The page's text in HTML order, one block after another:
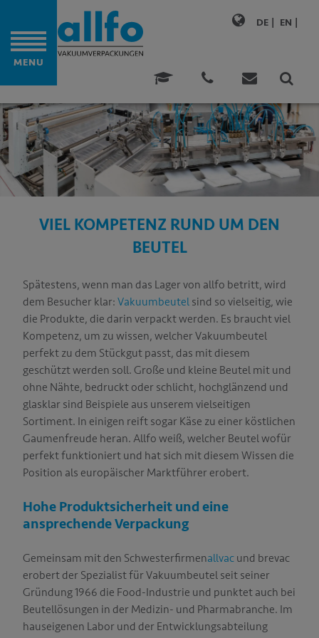
MENU
DE EN
VIEL KOMPETENZ RUND UM DEN
BEUTEL
Spätestens, wenn man das Lager von allfo betritt, wird
dem Besucher klar: Vakuumbeutel sind so vielseitig, wie
die Produkte, die darin verpackt werden. Es braucht viel
Kompetenz, um zu wissen, welcher Vakuumbeutel
perfekt zu dem Stückgut passt, das mit diesem
geschützt werden soll. Große und kleine Beutel mit und
ohne Nähte, bedruckt oder schlicht, hochglänzend und
glasklar sind Beispiele aus unserem vielseitigen
Sortiment. In einigen reift sogar Käse zu einer köstlichen
Gaumenfreude heran. Allfo weiß, welcher Beutel wofür
perfekt funktioniert und hat sich mit diesem Wissen die
Position als europäischer Marktführer erobert.
Hohe Produktsicherheit und eine
ansprechende Verpackung
Gemeinsam mit den Schwesterfirmenallvac und brevac
erobert der Spezialist für Vakuumbeutel seit seiner
Gründung 1966 die Food-Industrie und punktet auch bei
Beutellösungen in der Medizin- und Pharmabranche. Im
hauseigenen Labor und der Entwicklungsabteilung